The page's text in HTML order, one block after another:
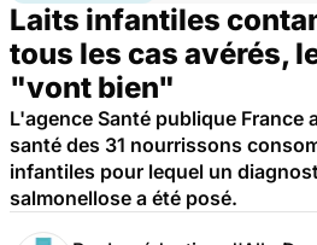
Laits infantiles
tous les cas avérés,
"vont bien"
L'agence Santé publique France
santé des 31 nourrissons
infantiles pour lequel un
salmonellose a été posé.